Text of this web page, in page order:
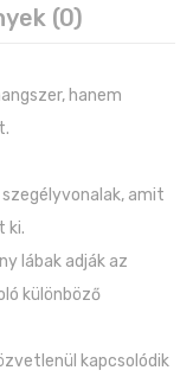
(0)
hanem
amit
ki.
lábak adják az
különböző
kapcsolódik